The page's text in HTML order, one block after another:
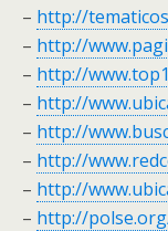
– http://
– http://
– http://
– http://
– http://
– http://
– http://
– http://